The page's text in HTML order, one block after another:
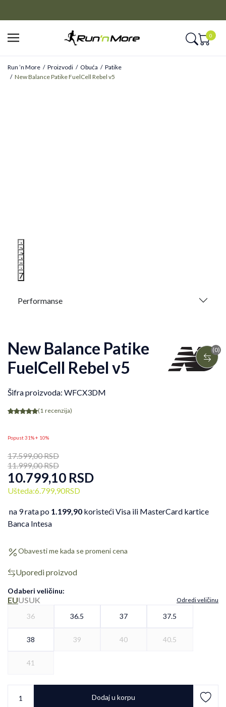
0
Run ’n More Proizvodi Obuća
Patike
New Balance Patike FuelCell Rebel v5
(0)
1
2
3
4
5
6
7
Performanse
New Balance Patike
FuelCell Rebel v5
Šifra proizvoda: WFCX3DM
(1 recenzija)
Popust 31% + 10%
17.599,00RSD
11.999,00RSD
10.799,10 RSD
Ušteda:6.799,90RSD
na 9 rata po 1.199,90 koristeći Visa ili MasterCard kartice
Banca Intesa
Obavesti me kada se promeni cena
Uporedi proizvod
Odaberi veličinu:
EUUSUK Odredi veličinu
36 36.5 37 37.5
38 39 40 40.5
41
Dodaj u korpu